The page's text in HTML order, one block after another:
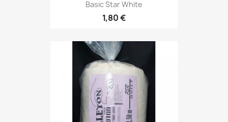
Basic Star White
1,80 €